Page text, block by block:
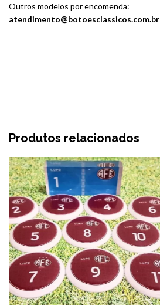
Outros modelos por encomenda:
atendimento@botoesclassicos.com.br
Produtos relacionados